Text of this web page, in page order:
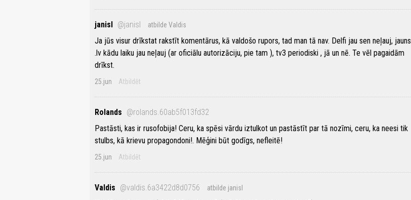
janisl @janisl atbilde Valdis
Ja jūs visur drīkstat rakstīt komentārus, kā valdošo rupors, tad man tā nav. Delfi jau sen neļauj, jauns
.lv kādu laiku jau neļauj (ar oficiālu autorizāciju, pie tam ), tv3 periodiski , jā un nē. Te vēl pagaidām
drīkst.
25.jun Atbildēt
Rolands @rolands.60ab5f013fd32
Pastāsti, kas ir rusofobija! Ceru, ka spēsi vārdu iztulkot un pastāstīt par tā nozīmi, ceru, ka neesi tik
stulbs, kā krievu propagondoni!. Mēģini būt godīgs, nefleitē!
25.jun Atbildēt
Valdis @valdis.6a3422d8d0756 atbilde janisl